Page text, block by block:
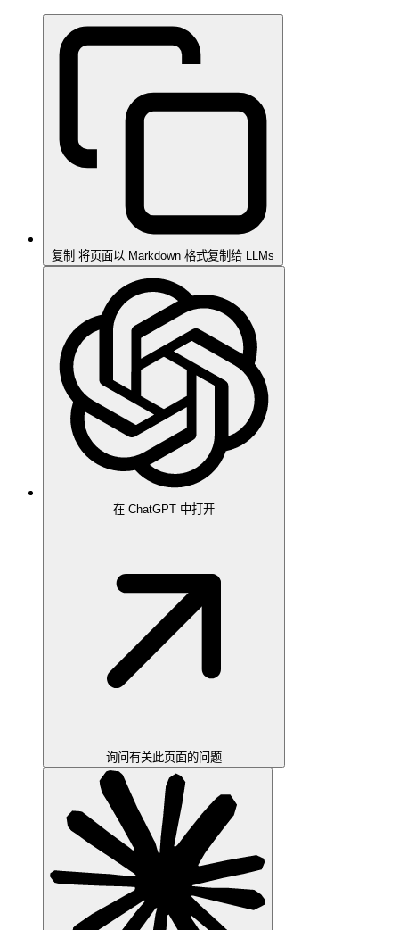
复制 将页面以 Markdown 格式复制给 LLMs
在 ChatGPT 中打开
询问有关此页面的问题